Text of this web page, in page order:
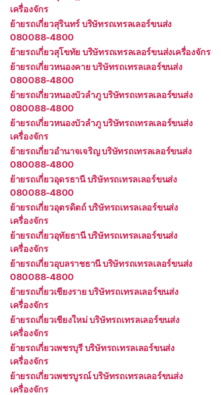
เครื่องจักร
ย้ายรถเกี่ยวสุรินทร์ บริษัทรถเทรลเลอร์ขนส่ง
080088-4800
ย้ายรถเกี่ยวสุโขทัย บริษัทรถเทรลเลอร์ขนส่งเครื่องจักร
ย้ายรถเกี่ยวหนองคาย บริษัทรถเทรลเลอร์ขนส่ง
080088-4800
ย้ายรถเกี่ยวหนองบัวลำภู บริษัทรถเทรลเลอร์ขนส่ง
080088-4800
ย้ายรถเกี่ยวหนองบัวลำภู บริษัทรถเทรลเลอร์ขนส่ง
เครื่องจักร
ย้ายรถเกี่ยวอำนาจเจริญ บริษัทรถเทรลเลอร์ขนส่ง
080088-4800
ย้ายรถเกี่ยวอุดรธานี บริษัทรถเทรลเลอร์ขนส่ง
080088-4800
ย้ายรถเกี่ยวอุตรดิตถ์ บริษัทรถเทรลเลอร์ขนส่ง
เครื่องจักร
ย้ายรถเกี่ยวอุทัยธานี บริษัทรถเทรลเลอร์ขนส่ง
เครื่องจักร
ย้ายรถเกี่ยวอุบลราชธานี บริษัทรถเทรลเลอร์ขนส่ง
080088-4800
ย้ายรถเกี่ยวเชียงราย บริษัทรถเทรลเลอร์ขนส่ง
เครื่องจักร
ย้ายรถเกี่ยวเชียงใหม่ บริษัทรถเทรลเลอร์ขนส่ง
เครื่องจักร
ย้ายรถเกี่ยวเพชรบุรี บริษัทรถเทรลเลอร์ขนส่ง
เครื่องจักร
ย้ายรถเกี่ยวเพชรบูรณ์ บริษัทรถเทรลเลอร์ขนส่ง
เครื่องจักร